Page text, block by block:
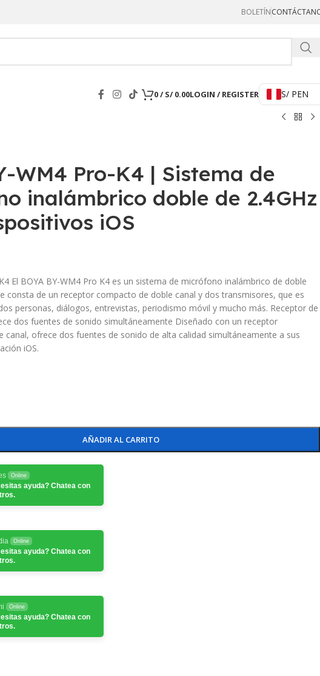
BOLETÍN
0/ S/0.00LOGIN / REGISTER
S/ PEN
WM4 Pro-K4 | Sistema de
inalámbrico doble de 2.4GHz
iOS
El BOYA BY-WM4 Pro K4 es un sistema de micrófono inalámbrico de doble
consta de un receptor compacto de doble canal y dos transmisores, que es
personas, diálogos, entrevistas, periodismo móvil y mucho más. Receptor de
dos fuentes de sonido simultáneamente Diseñado con un receptor
canal, ofrece dos fuentes de sonido de alta calidad simultáneamente a sus
iOS.
AÑADIR AL CARRITO
Online
ayuda? Chatea con
Online
ayuda? Chatea con
Online
ayuda? Chatea con